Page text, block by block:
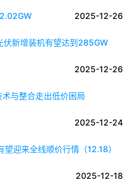
2025-12-26
新增装机有望达到285GW
2025-12-26
与整合走出低价困局
2025-12-24
迎来全线顺价行情（12.18）
2025-12-18